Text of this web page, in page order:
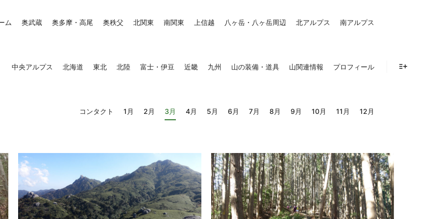
ム 奥武蔵 奥多摩・高尾 奥秩父 北関東 南関東 上信越 八ヶ岳・八ヶ岳周辺 北アルプス 南アルプス
中央アルプス 北海道 東北 北陸 富士・伊豆 近畿 九州 山の装備・道具 山関連情報 プロフィール
コンタクト 1月 2月 3月 4月 5月 6月 7月 8月 9月 10月 11月 12月